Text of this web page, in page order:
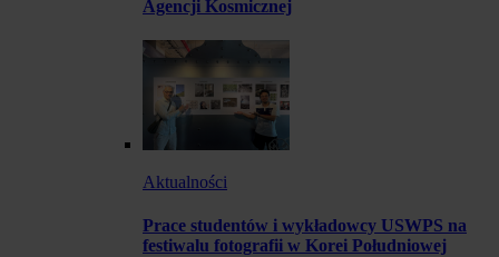
Agencji Kosmicznej
Aktualności
Prace studentów i wykładowcy USWPS na
festiwalu fotografii w Korei Południowej